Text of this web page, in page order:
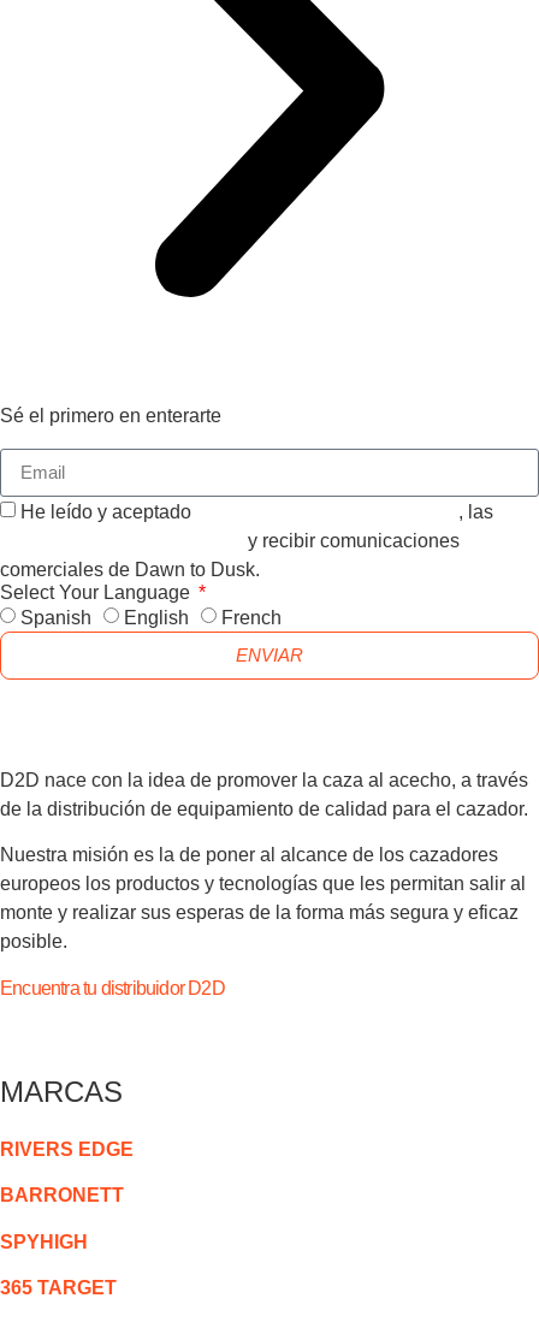
Sé el primero en enterarte
He leído y aceptado
, las
y recibir comunicaciones
comerciales de Dawn to Dusk.
Select Your Language
Spanish
English
French
ENVIAR
D2D nace con la idea de promover la caza al acecho, a través
de la distribución de equipamiento de calidad para el cazador.
Nuestra misión es la de poner al alcance de los cazadores
europeos los productos y tecnologías que les permitan salir al
monte y realizar sus esperas de la forma más segura y eficaz
posible.
Encuentra tu distribuidor D2D
MARCAS
RIVERS EDGE
BARRONETT
SPYHIGH
365 TARGET